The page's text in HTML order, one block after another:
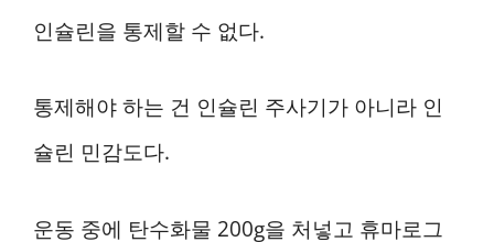
인슐린을 통제할 수 없다.
통제해야 하는 건 인슐린 주사기가 아니라 인
슐린 민감도다.
운동 중에 탄수화물 200g을 처넣고 휴마로그